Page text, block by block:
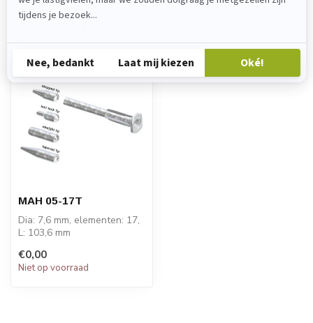
MAH 05-17T
Dia: 7,6 mm, elementen: 17,
L: 103,6 mm
De STATOMIX™ MAH...
€0,00
Niet op voorraad